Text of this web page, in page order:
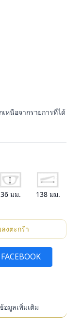
หนือจากรายการที่ได้
36มม. 138มม.
ลงตะกร้า
อมูลเพิ่มเติม